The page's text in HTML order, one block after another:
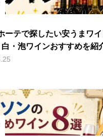
ーテで探したい安うまワ
・泡ワインおすすめを紹